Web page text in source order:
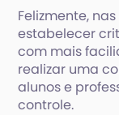
Felizmente,
estabelecer
com mais
realizar uma
alunos e
controle.